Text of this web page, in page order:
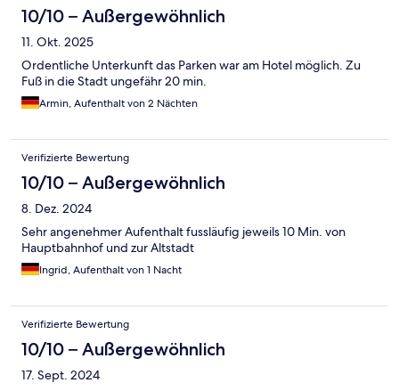
10/10 – Außergewöhnlich
11. Okt. 2025
Ordentliche Unterkunft das Parken war am Hotel möglich. Zu
Fuß in die Stadt ungefähr 20 min.
Armin, Aufenthalt von 2 Nächten
Verifizierte Bewertung
10/10 – Außergewöhnlich
8. Dez. 2024
Sehr angenehmer Aufenthalt fussläufig jeweils 10 Min. von
Hauptbahnhof und zur Altstadt
Ingrid, Aufenthalt von 1 Nacht
Verifizierte Bewertung
10/10 – Außergewöhnlich
17. Sept. 2024